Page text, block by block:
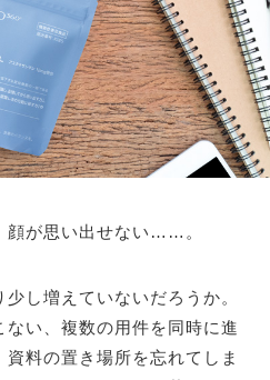
顔が思い出せない……。
し増えていないだろうか。
い、複数の用件を同時に進
料の置き場所を忘れてしま